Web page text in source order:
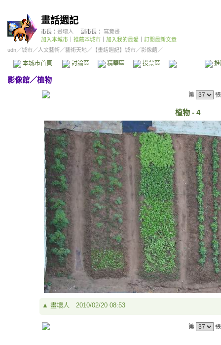
畫話週記
市長： 畫壞人 副市長： 寫意畫
加入本城市
推薦本城市 加入我的最愛
訂閱最新文章
udn／城市／人文藝術／藝術天地／ 【畫話週記】城市／影像館／
本城市首頁 討論區 精華區 投票區 影像館
影像館／植物
第
植物 - 4
▲ 畫壞人 2010/02/20 08:53
第